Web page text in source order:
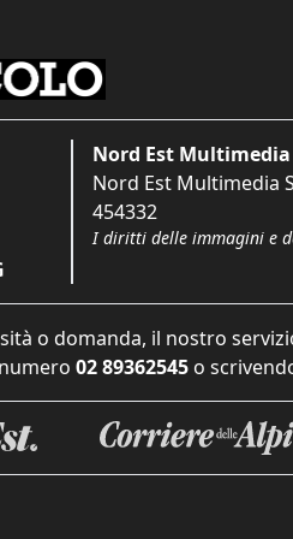
Nord Est Multimedia
Nord Est Multimedia
454332
I diritti delle immagini e
o domanda, il nostro
02 89362545 o